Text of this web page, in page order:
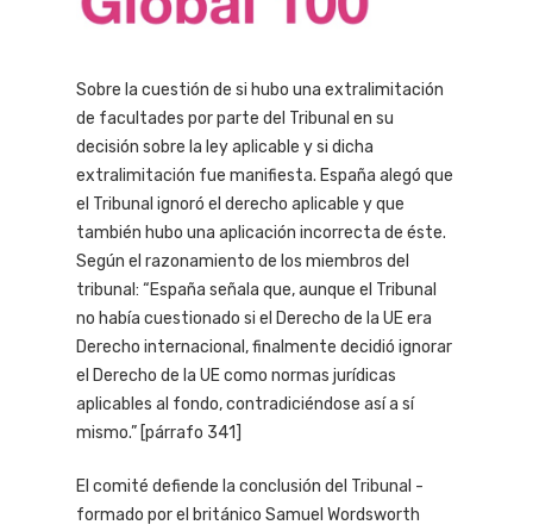
Sobre la cuestión de si hubo una extralimitación
de facultades por parte del Tribunal en su
decisión sobre la ley aplicable y si dicha
extralimitación fue manifiesta. España alegó que
el Tribunal ignoró el derecho aplicable y que
también hubo una aplicación incorrecta de éste.
Según el razonamiento de los miembros del
tribunal: “España señala que, aunque el Tribunal
no había cuestionado si el Derecho de la UE era
Derecho internacional, finalmente decidió ignorar
el Derecho de la UE como normas jurídicas
aplicables al fondo, contradiciéndose así a sí
mismo.” [párrafo 341]
El comité defiende la conclusión del Tribunal -
formado por el británico Samuel Wordsworth